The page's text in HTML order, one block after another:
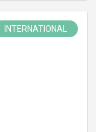
INTERNATIONAL